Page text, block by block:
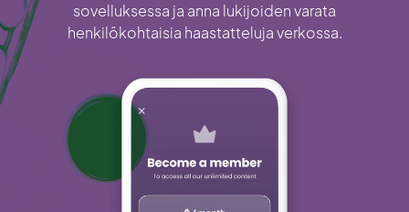
sovelluksessa ja anna lukijoiden varata
henkilökohtaisia haastatteluja verkossa.